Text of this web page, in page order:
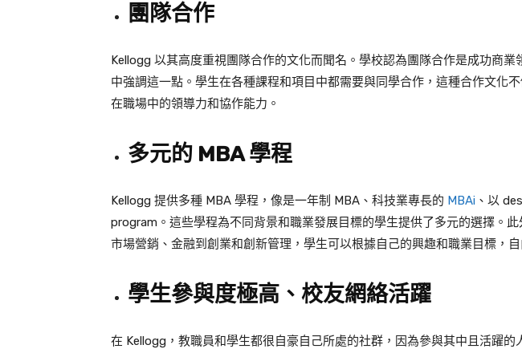
團隊合作
Kellogg 以其高度重視團隊合作的文化而聞名。學校認為團隊合作是成功商
中強調這一點。學生在各種課程和項目中都需要與同學合作，這種合作文化
在職場中的領導力和協作能力。
多元的 MBA 學程
Kellogg 提供多種 MBA 學程，像是一年制 MBA、科技業專長的 MBAi 、以
program。這些學程為不同背景和職業發展目標的學生提供了多元的選擇。
市場營銷、金融到創業和創新管理，學生可以根據自己的興趣和職業目標，自
學生參與度極高、校友網絡活躍
在 Kellogg，教職員和學生都很自豪自己所處的社群，因為參與其中且活躍的